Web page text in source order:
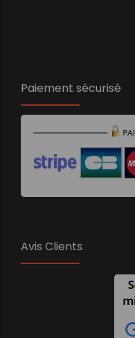
Paiement sécurisé
Avis Clients